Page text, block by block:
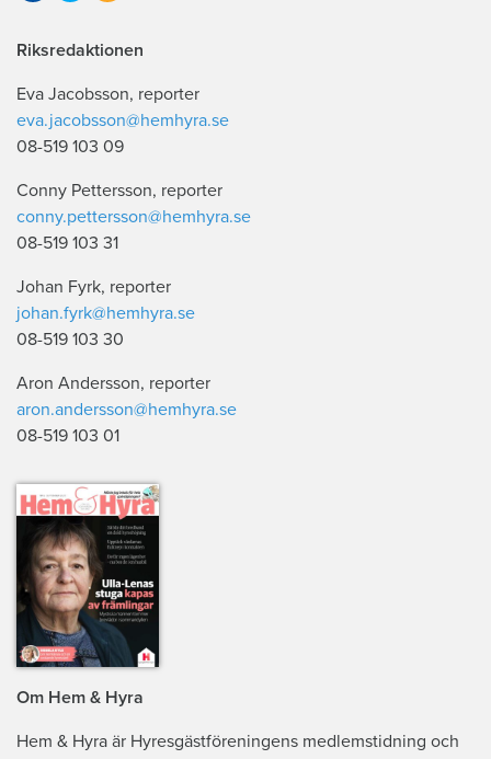
Riksredaktionen
Eva Jacobsson, reporter
eva.jacobsson@hemhyra.se
08-519 103 09
Conny Pettersson, reporter
conny.pettersson@hemhyra.se
08-519 103 31
Johan Fyrk, reporter
johan.fyrk@hemhyra.se
08-519 103 30
Aron Andersson, reporter
aron.andersson@hemhyra.se
08-519 103 01
Om Hem & Hyra
Hem & Hyra är Hyresgästföreningens medlemstidning och